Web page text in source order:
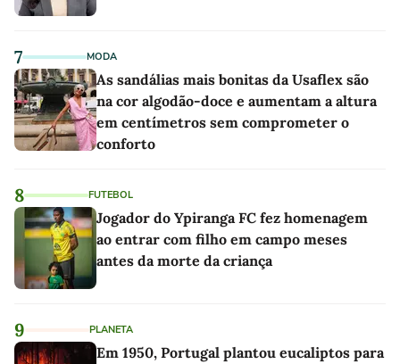
7 MODA
As sandálias mais bonitas da Usaflex são
na cor algodão-doce e aumentam a altura
em centímetros sem comprometer o
conforto
8 FUTEBOL
Jogador do Ypiranga FC fez homenagem
ao entrar com filho em campo meses
antes da morte da criança
9 PLANETA
Em 1950, Portugal plantou eucaliptos para